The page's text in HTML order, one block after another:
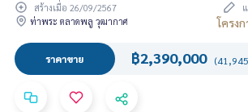
สร้างเมื่อ 26/09/2567
ท่าพระ ตลาดพลู วุฒากาศ
โครง
ราคาขาย ฿2,390,000